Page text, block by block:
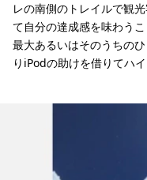
レの南側のトレイルで観
て自分の達成感を味わう
最大あるいはそのうちの
りiPodの助けを借りてハイ